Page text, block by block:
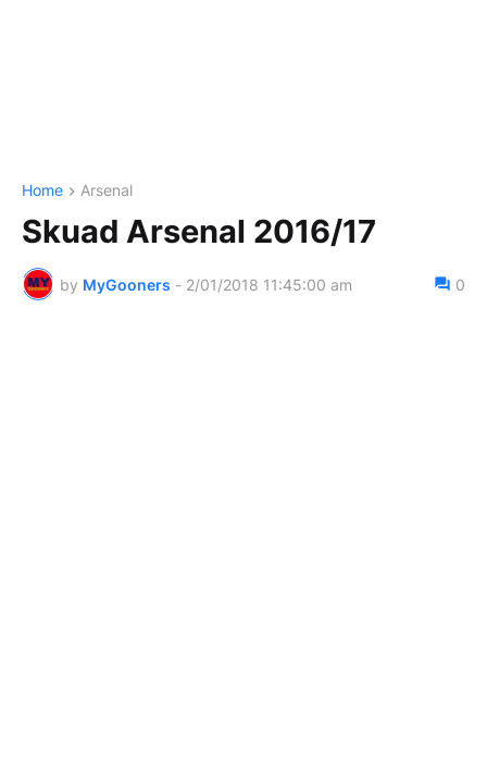
Home Arsenal
Skuad Arsenal 2016/17
by MyGooners - 2/01/2018 11:45:00 am 0